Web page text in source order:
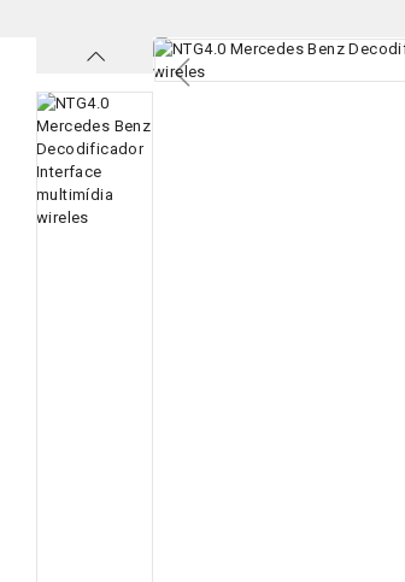
Em promoção!